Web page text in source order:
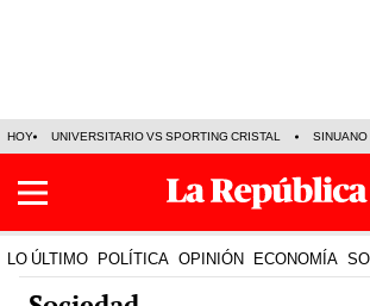
HOY UNIVERSITARIO VS SPORTING CRISTAL SINUANO
LO ÚLTIMO POLÍTICA OPINIÓN ECONOMÍA